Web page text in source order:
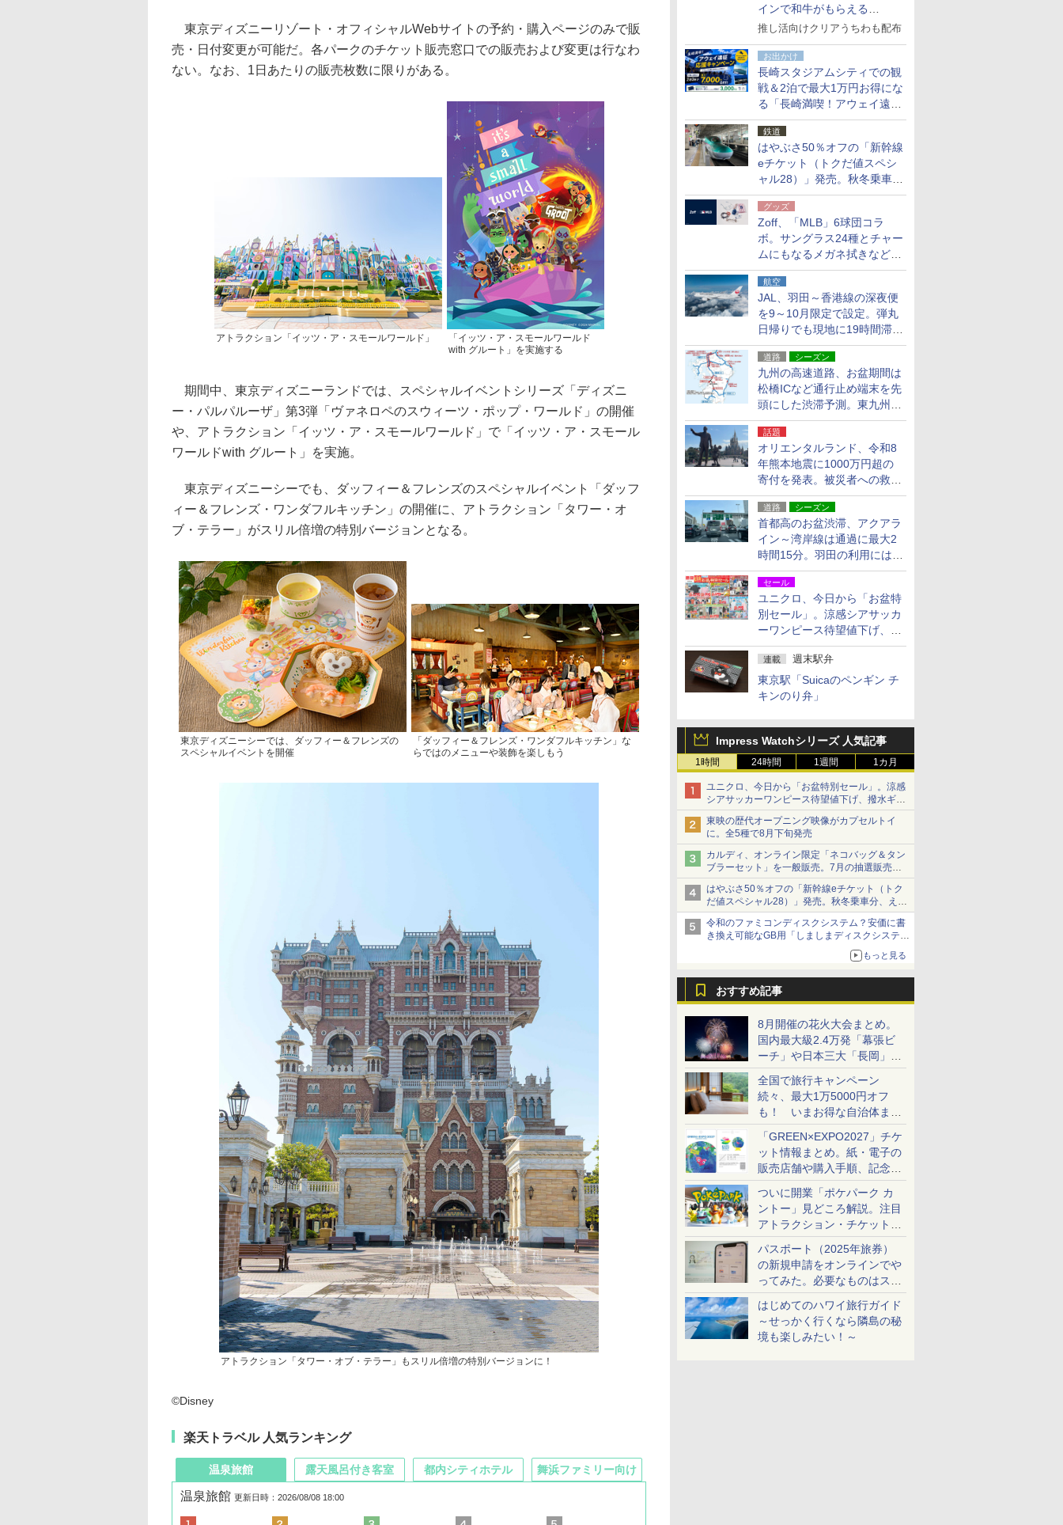
インで和牛がもらえる
「GO！GO！長崎スタンプラ
推し活向けクリアうちわも配布
お出かけ
長崎スタジアムシティでの観
戦＆2泊で最大1万円お得にな
る「長崎満喫！アウェイ遠征
応援キャンペーン」
鉄道
はやぶさ50％オフの「新幹線
eチケット（トクだ値スペシ
ャル28）」発売。秋冬乗車
分、えきねっと限定
グッズ
Zoff、「MLB」6球団コラ
ボ。サングラス24種とチャー
ムにもなるメガネ拭きなど雑
貨24種
航空
JAL、羽田～香港線の深夜便
を9～10月限定で設定。弾丸
日帰りでも現地に19時間滞在
できる
道路 シーズン
九州の高速道路、お盆期間は
松橋ICなど通行止め端末を先
頭にした渋滞予測。東九州道
への迂回は料金調整を実施
話題
オリエンタルランド、令和8
年熊本地震に1000万円超の
寄付を発表。被災者への救援
活動・復旧支援
道路 シーズン
首都高のお盆渋滞、アクアラ
イン～湾岸線は通過に最大2
時間15分。羽田の利用には
「空港西出口」の利用検討を
セール
ユニクロ、今日から「お盆特
別セール」。涼感シアサッカ
ーワンピース待望値下げ、撥
水ギアショーツは1990円に
連載 週末駅弁
東京駅「Suicaのペンギン チ
キンのり弁」
Impress Watchシリーズ 人気記事
1時間 24時間 1週間 1カ月
ユニクロ、今日から「お盆特別セール」。涼感
シアサッカーワンピース待望値下げ、撥水ギア
ショーツは1990円に
東映の歴代オープニング映像がカプセルトイ
に。全5種で8月下旬発売
カルディ、オンライン限定「ネコバッグ＆タン
ブラーセット」を一般販売。7月の抽選販売の
当選無効分
はやぶさ50％オフの「新幹線eチケット（トク
だ値スペシャル28）」発売。秋冬乗車分、えき
ねっと限定
令和のファミコンディスクシステム？安価に書
き換え可能なGB用「しましまディスクシステ
もっと見る
おすすめ記事
8月開催の花火大会まとめ。
国内最大級2.4万発「幕張ビ
ーチ」や日本三大「長岡」な
ど大型イベント目白押し！
全国で旅行キャンペーン
続々、最大1万5000円オフ
も！ いまお得な自治体まと
め
「GREEN×EXPO2027」チケ
ット情報まとめ。紙・電子の
販売店舗や購入手順、記念チ
ケットも解説
ついに開業「ポケパーク カ
ントー」見どころ解説。注目
アトラクション・チケット手
配・来場前に必要な準備は？
パスポート（2025年旅券）
の新規申請をオンラインでや
ってみた。必要なものはスマ
ホとマイナカードのみ
はじめてのハワイ旅行ガイド
～せっかく行くなら隣島の秘
境も楽しみたい！～
東京ディズニーリゾート・オフィシャルWebサイトの予約・購入ページのみで販
売・日付変更が可能だ。各パークのチケット販売窓口での販売および変更は行なわ
ない。なお、1日あたりの販売枚数に限りがある。
アトラクション「イッツ・ア・スモールワールド」
「イッツ・ア・スモールワールド
with グルート」を実施する
期間中、東京ディズニーランドでは、スペシャルイベントシリーズ「ディズニ
ー・パルパルーザ」第3弾「ヴァネロペのスウィーツ・ポップ・ワールド」の開催
や、アトラクション「イッツ・ア・スモールワールド」で「イッツ・ア・スモール
ワールドwith グルート」を実施。
東京ディズニーシーでも、ダッフィー＆フレンズのスペシャルイベント「ダッフ
ィー＆フレンズ・ワンダフルキッチン」の開催に、アトラクション「タワー・オ
ブ・テラー」がスリル倍増の特別バージョンとなる。
東京ディズニーシーでは、ダッフィー＆フレンズの
スペシャルイベントを開催
「ダッフィー＆フレンズ・ワンダフルキッチン」な
らではのメニューや装飾を楽しもう
アトラクション「タワー・オブ・テラー」もスリル倍増の特別バージョンに！
©Disney
楽天トラベル 人気ランキング
温泉旅館
温泉旅館 更新日時：2026/08/08 18:00
露天風呂付き客室 都内シティホテル 舞浜ファミリー向け